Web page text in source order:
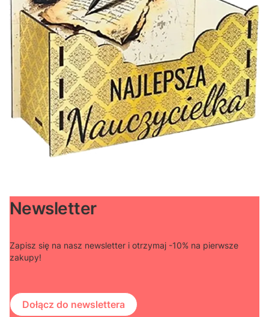
Newsletter
Zapisz się na nasz newsletter i otrzymaj -10% na pierwsze
zakupy!
Dołącz do newslettera